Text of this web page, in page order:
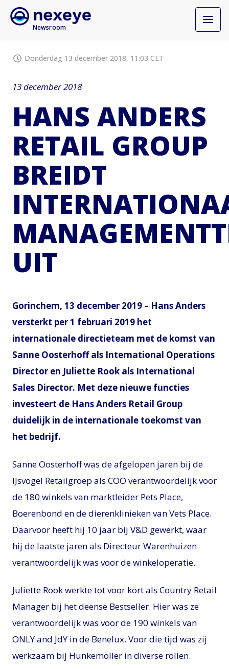
Newsroom
Donderdag 13 december 2018, 11:03 CET
13 december 2018
HANS ANDERS
RETAIL GROUP
BREIDT
UIT
Gorinchem, 13 december 2019 – Hans Anders
versterkt per 1 februari 2019 het
internationale directieteam met de komst van
Sanne Oosterhoff als International Operations
Director en Juliette Rook als International
Sales Director. Met deze nieuwe functies
investeert de Hans Anders Retail Group
duidelijk in de internationale toekomst van
het bedrijf.
Sanne Oosterhoff was de afgelopen jaren bij de
IJsvogel Retailgroep als COO verantwoordelijk voor
de 180 winkels van marktleider Pets Place,
Boerenbond en de dierenklinieken van Vets Place.
Daarvoor heeft hij 10 jaar bij V&D gewerkt, waar
hij de laatste jaren als Directeur Warenhuizen
verantwoordelijk was voor de winkeloperatie.
Juliette Rook werkte tot voor kort als Country Retail
Manager bij het deense Bestseller. Hier was ze
verantwoordelijk was voor de 190 winkels van
ONLY and JdY in de Benelux. Voor die tijd was zij
werkzaam bij Hunkemöller in diverse rollen.